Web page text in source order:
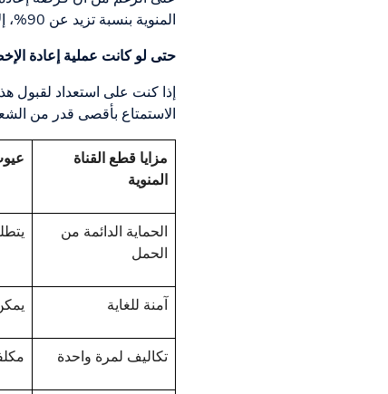
المنوية بنسبة تزيد عن 90%، إلا أنها تنخفض مع مرور الوقت. وبعد مرور 10 إلى 15 سنة، تصبح النسبة حوالي 70%.
حتى لو كانت عملية إعادة
إذا كنت على استعداد لقبول
الاستمتاع بأقصى قدر من
مزايا قطع القناة
المنوية
الحماية الدائمة من
الحمل
آمنة للغاية
تكاليف لمرة واحدة